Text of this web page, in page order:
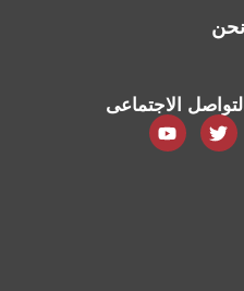
الاجتماعى